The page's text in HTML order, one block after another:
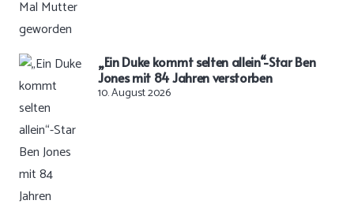
„Ein Duke kommt selten allein“-Star Ben
Jones mit 84 Jahren verstorben
10. August 2026